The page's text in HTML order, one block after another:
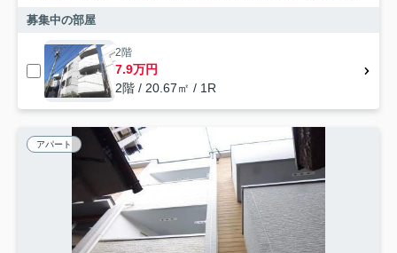
募集中の部屋
2階
7.9万円
2階 / 20.67㎡ / 1R
アパート